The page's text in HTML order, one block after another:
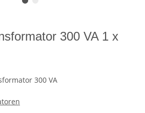
300 VA 1 x
300 VA